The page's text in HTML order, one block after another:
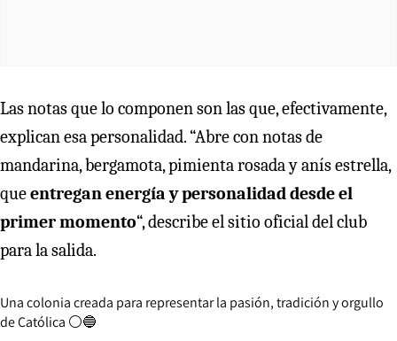
Las notas que lo componen son las que, efectivamente,
explican esa personalidad. “Abre con notas de
mandarina, bergamota, pimienta rosada y anís estrella,
queentregan energía y personalidad desde el
primer momento“, describe el sitio oficial del club
para la salida.
Una colonia creada para representar la pasión, tradición y orgullo
de Católica ⚪️🔵